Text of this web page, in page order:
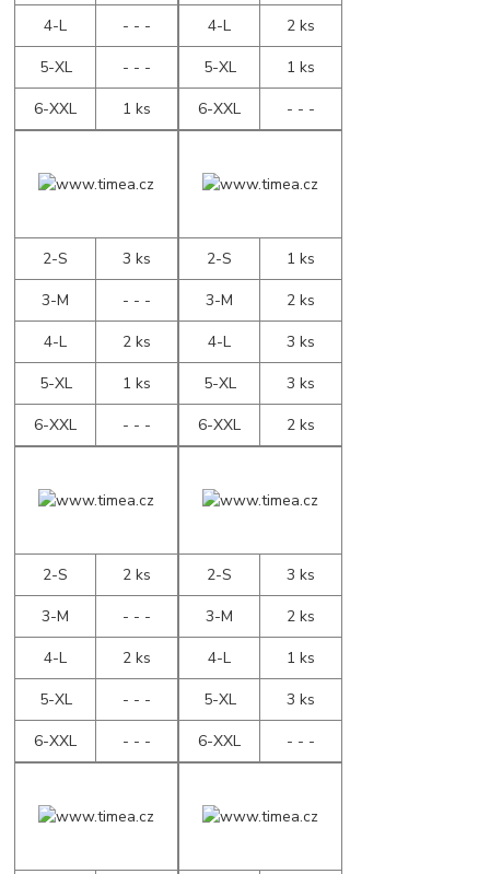
4-L
- - -
5-XL
- - -
6-XXL
1 ks
4-L
2 ks
5-XL
1 ks
6-XXL
- - -
2-S
3 ks
3-M
- - -
4-L
2 ks
5-XL
1 ks
6-XXL
- - -
2-S
1 ks
3-M
2 ks
4-L
3 ks
5-XL
3 ks
6-XXL
2 ks
2-S
2 ks
3-M
- - -
4-L
2 ks
5-XL
- - -
6-XXL
- - -
2-S
3 ks
3-M
2 ks
4-L
1 ks
5-XL
3 ks
6-XXL
- - -